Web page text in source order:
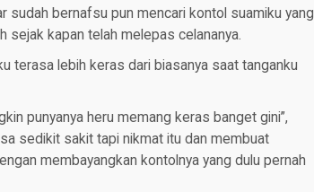
sudah bernafsu pun mencari kontol suamiku yang
sejak kapan telah melepas celananya.
terasa lebih keras dari biasanya saat tanganku
punyanya heru memang keras banget gini”,
sedikit sakit tapi nikmat itu dan membuat
membayangkan kontolnya yang dulu pernah